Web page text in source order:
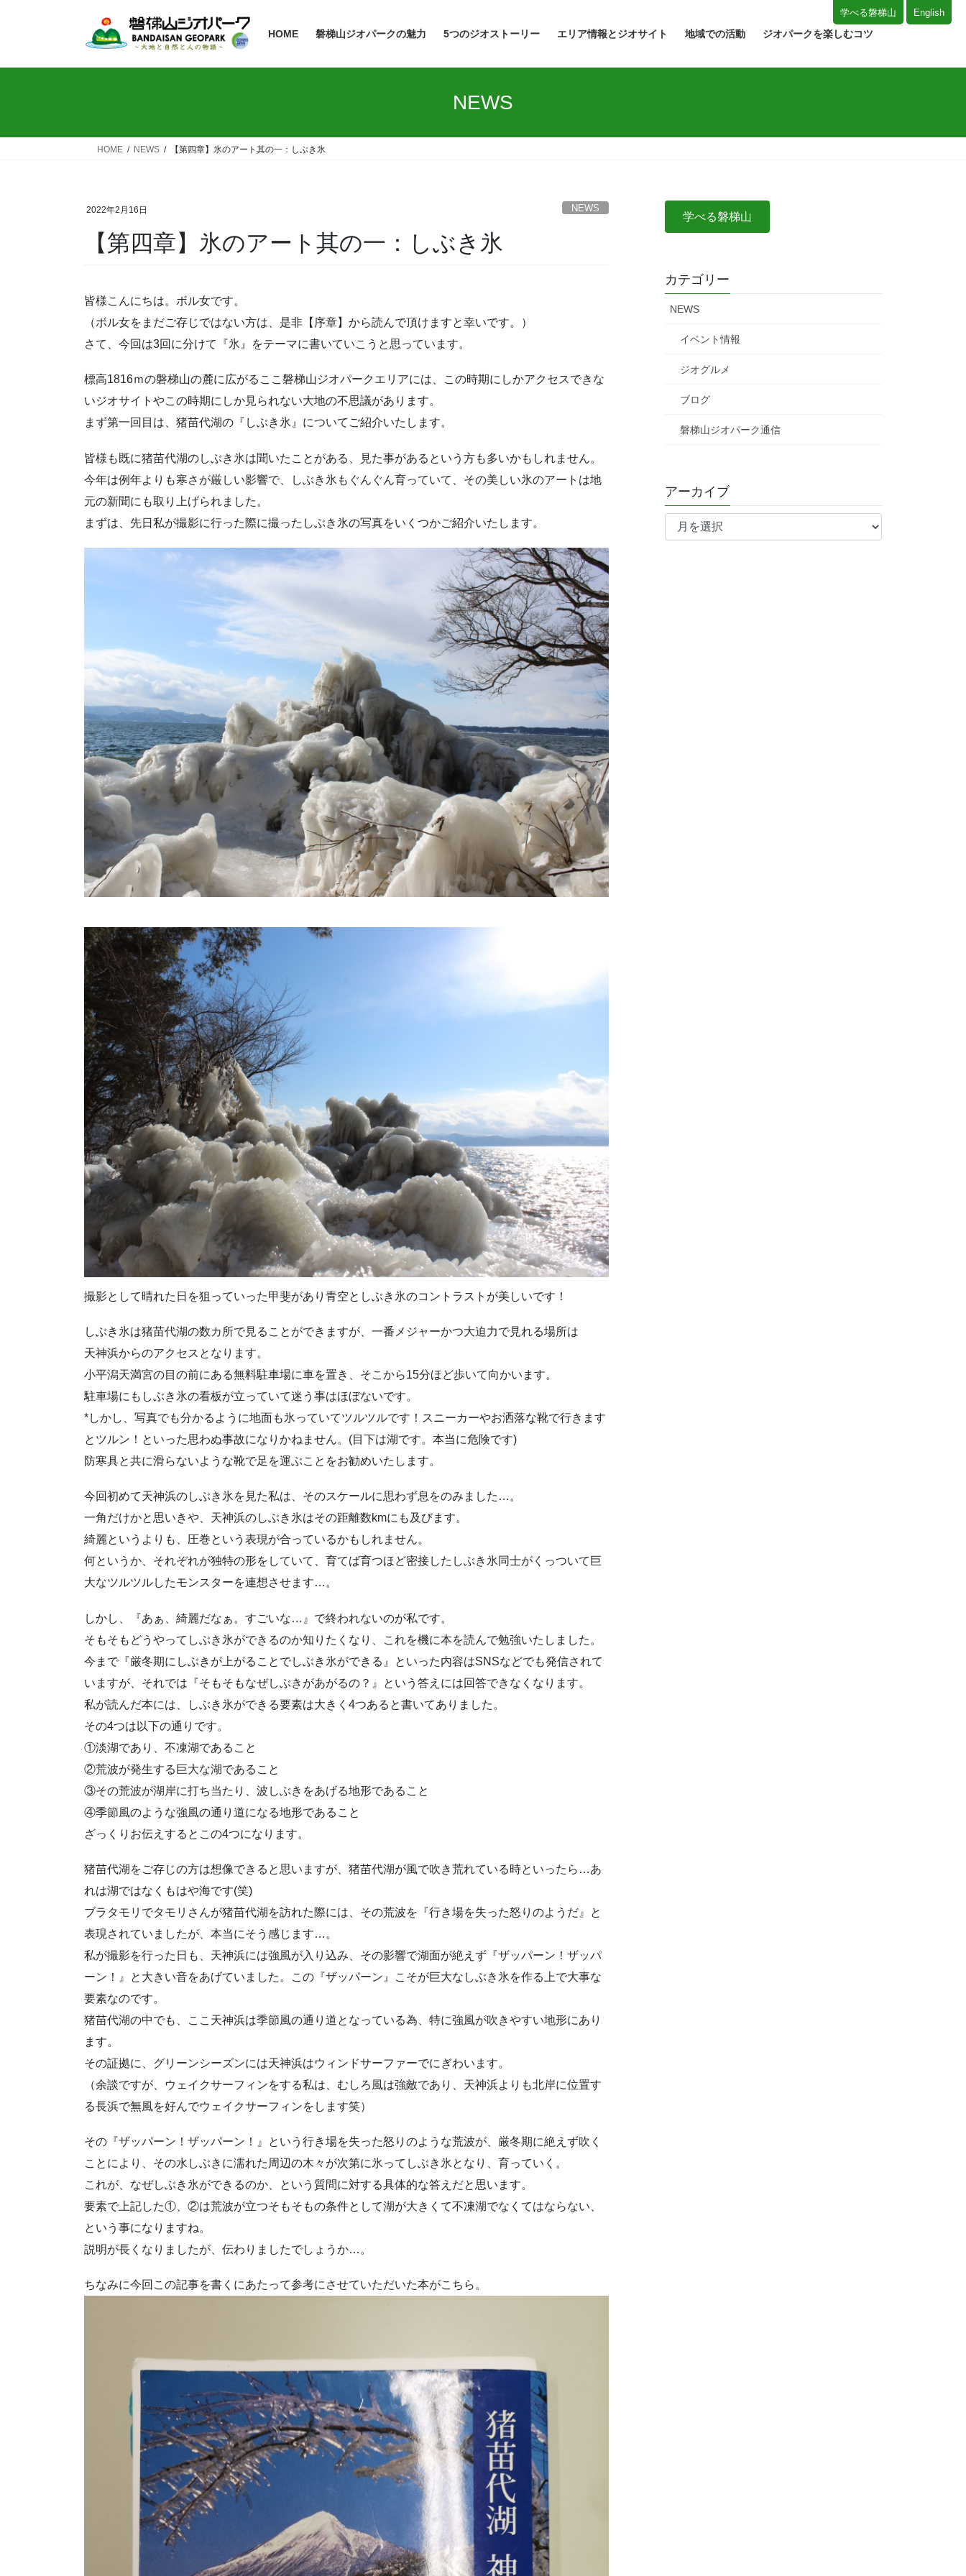
HOME 磐梯山ジオパークの魅力 5つのジオストーリー エリア情報とジオサイト 地域での活動 ジオパークを楽しむコツ
学べる磐梯山 English
NEWS
HOME NEWS 【第四章】氷のアート其の一：しぶき氷
2022年2月16日 NEWS
【第四章】氷のアート其の一：しぶき氷
皆様こんにちは。ボル女です。
（ボル女をまだご存じではない方は、是非【序章】から読んで頂けますと幸いです。）
さて、今回は3回に分けて『氷』をテーマに書いていこうと思っています。
標高1816ｍの磐梯山の麓に広がるここ磐梯山ジオパークエリアには、この時期にしかアクセスできな
いジオサイトやこの時期にしか見られない大地の不思議があります。
まず第一回目は、猪苗代湖の『しぶき氷』についてご紹介いたします。
皆様も既に猪苗代湖のしぶき氷は聞いたことがある、見た事があるという方も多いかもしれません。
今年は例年よりも寒さが厳しい影響で、しぶき氷もぐんぐん育っていて、その美しい氷のアートは地
元の新聞にも取り上げられました。
まずは、先日私が撮影に行った際に撮ったしぶき氷の写真をいくつかご紹介いたします。
撮影として晴れた日を狙っていった甲斐があり青空としぶき氷のコントラストが美しいです！
しぶき氷は猪苗代湖の数カ所で見ることができますが、一番メジャーかつ大迫力で見れる場所は
天神浜からのアクセスとなります。
小平潟天満宮の目の前にある無料駐車場に車を置き、そこから15分ほど歩いて向かいます。
駐車場にもしぶき氷の看板が立っていて迷う事はほぼないです。
*しかし、写真でも分かるように地面も氷っていてツルツルです！スニーカーやお洒落な靴で行きます
とツルン！といった思わぬ事故になりかねません。(目下は湖です。本当に危険です)
防寒具と共に滑らないような靴で足を運ぶことをお勧めいたします。
今回初めて天神浜のしぶき氷を見た私は、そのスケールに思わず息をのみました…。
一角だけかと思いきや、天神浜のしぶき氷はその距離数kmにも及びます。
綺麗というよりも、圧巻という表現が合っているかもしれません。
何というか、それぞれが独特の形をしていて、育てば育つほど密接したしぶき氷同士がくっついて巨
大なツルツルしたモンスターを連想させます…。
しかし、『あぁ、綺麗だなぁ。すごいな…』で終われないのが私です。
そもそもどうやってしぶき氷ができるのか知りたくなり、これを機に本を読んで勉強いたしました。
今まで『厳冬期にしぶきが上がることでしぶき氷ができる』といった内容はSNSなどでも発信されて
いますが、それでは『そもそもなぜしぶきがあがるの？』という答えには回答できなくなります。
私が読んだ本には、しぶき氷ができる要素は大きく4つあると書いてありました。
その4つは以下の通りです。
①淡湖であり、不凍湖であること
②荒波が発生する巨大な湖であること
③その荒波が湖岸に打ち当たり、波しぶきをあげる地形であること
④季節風のような強風の通り道になる地形であること
ざっくりお伝えするとこの4つになります。
猪苗代湖をご存じの方は想像できると思いますが、猪苗代湖が風で吹き荒れている時といったら…あ
れは湖ではなくもはや海です(笑)
ブラタモリでタモリさんが猪苗代湖を訪れた際には、その荒波を『行き場を失った怒りのようだ』と
表現されていましたが、本当にそう感じます…。
私が撮影を行った日も、天神浜には強風が入り込み、その影響で湖面が絶えず『ザッパーン！ザッパ
ーン！』と大きい音をあげていました。この『ザッパーン』こそが巨大なしぶき氷を作る上で大事な
要素なのです。
猪苗代湖の中でも、ここ天神浜は季節風の通り道となっている為、特に強風が吹きやすい地形にあり
ます。
その証拠に、グリーンシーズンには天神浜はウィンドサーファーでにぎわいます。
（余談ですが、ウェイクサーフィンをする私は、むしろ風は強敵であり、天神浜よりも北岸に位置す
る長浜で無風を好んでウェイクサーフィンをします笑）
その『ザッパーン！ザッパーン！』という行き場を失った怒りのような荒波が、厳冬期に絶えず吹く
ことにより、その水しぶきに濡れた周辺の木々が次第に氷ってしぶき氷となり、育っていく。
これが、なぜしぶき氷ができるのか、という質問に対する具体的な答えだと思います。
要素で上記した①、②は荒波が立つそもそもの条件として湖が大きくて不凍湖でなくてはならない、
という事になりますね。
説明が長くなりましたが、伝わりましたでしょうか…。
ちなみに今回この記事を書くにあたって参考にさせていただいた本がこちら。
学べる磐梯山
カテゴリー
NEWS
イベント情報
ジオグルメ
ブログ
磐梯山ジオパーク通信
アーカイブ
ア